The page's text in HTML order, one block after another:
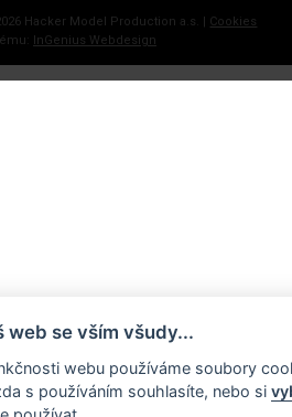
Hacker Model Production a.s. | Cookies
InGenius Webdesign
web se vším všudy...
webu používáme soubory
s používáním souhlasíte, nebo si